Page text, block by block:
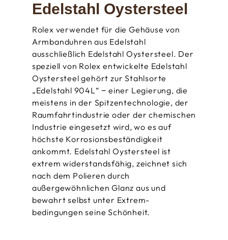
Edelstahl Oystersteel
Rolex verwendet für die Gehäuse von
Armbanduhren aus Edelstahl
ausschließlich Edelstahl Oystersteel. Der
speziell von Rolex entwickelte Edelstahl
Oystersteel gehört zur Stahlsorte
„Edelstahl 904L“ − einer Legierung, die
meistens in der Spitzen­technologie, der
Raumfahrt­industrie oder der chemischen
Industrie eingesetzt wird, wo es auf
höchste Korrosions­beständigkeit
ankommt. Edelstahl Oystersteel ist
extrem widerstandsfähig, zeichnet sich
nach dem Polieren durch
außergewöhnlichen Glanz aus und
bewahrt selbst unter Extrem­
bedingungen seine Schönheit.